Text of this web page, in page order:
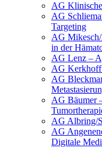
AG
AG
Targeting
AG Mikesch/
in der
AG Lenz –
AG Kerkhoff
AG
AG Bäumer
AG Albring/
AG
Digitale